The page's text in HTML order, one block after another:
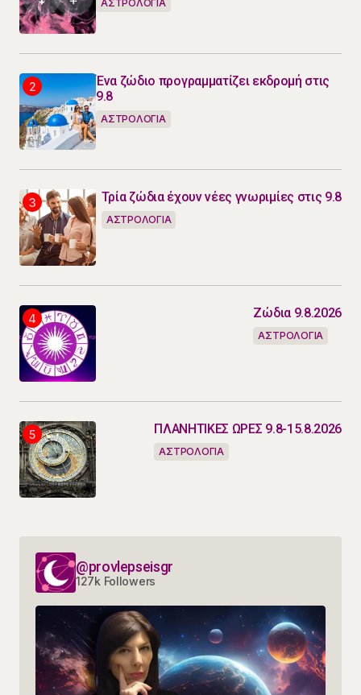
ΑΣΤΡΟΛΟΓΙΑ
Ένα ζώδιο προγραμματίζει εκδρομή στις
9.8
ΑΣΤΡΟΛΟΓΙΑ
Τρία ζώδια έχουν νέες γνωριμίες στις 9.8
ΑΣΤΡΟΛΟΓΙΑ
Ζώδια 9.8.2026
ΑΣΤΡΟΛΟΓΙΑ
ΠΛΑΝΗΤΙΚΕΣ ΩΡΕΣ 9.8-15.8.2026
ΑΣΤΡΟΛΟΓΙΑ
@provlepseisgr
127k Followers